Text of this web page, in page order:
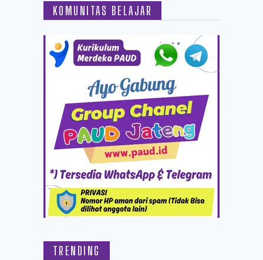
KOMUNITAS BELAJAR
TRENDING